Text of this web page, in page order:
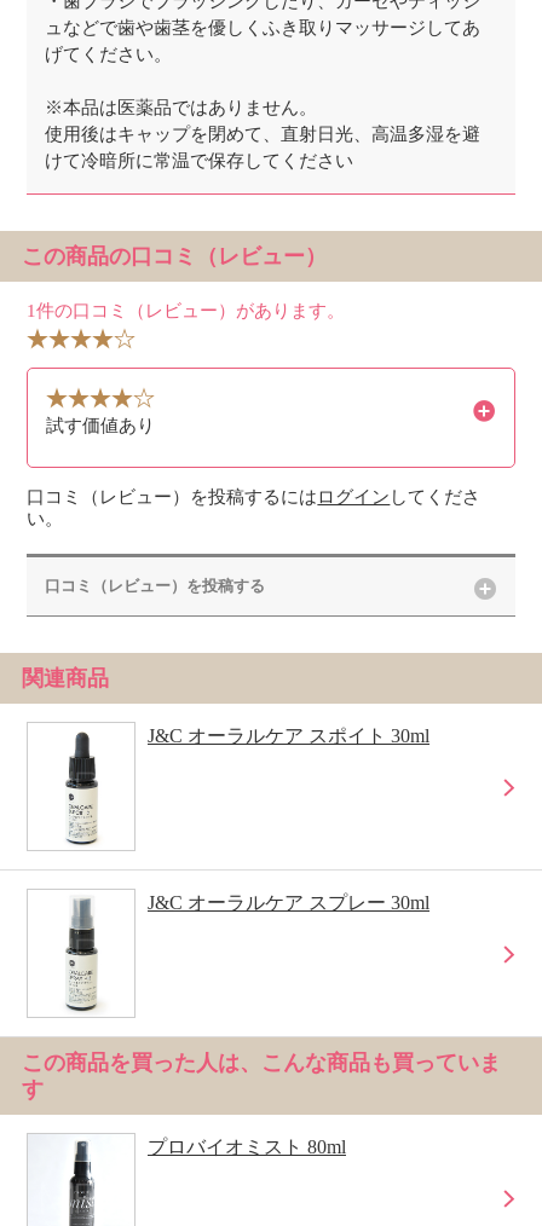
ュなどで歯や歯茎を優しくふき取りマッサージしてあ
げてください。
※本品は医薬品ではありません。
使用後はキャップを閉めて、直射日光、高温多湿を避
けて冷暗所に常温で保存してください
この商品の口コミ（レビュー）
1件の口コミ（レビュー）があります。
試す価値あり
口コミ（レビュー）を投稿するにはログイン してくださ
い。
口コミ（レビュー）を投稿する
関連商品
J&C オーラルケア スポイト 30ml
J&C オーラルケア スプレー 30ml
この商品を買った人は、こんな商品も買っていま
す
プロバイオミスト 80ml